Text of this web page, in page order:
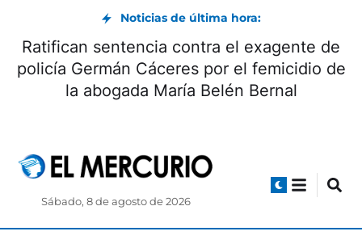
Noticias de última hora:
Ratifican sentencia contra el exagente de
policía Germán Cáceres por el femicidio de
la abogada María Belén Bernal
Sábado, 8 de agosto de 2026